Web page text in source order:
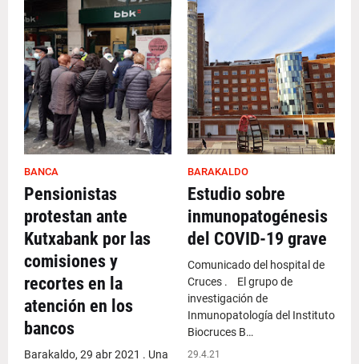
BANCA
Pensionistas
protestan ante
Kutxabank por las
comisiones y
recortes en la
atención en los
bancos
Barakaldo, 29 abr 2021 . Una
BARAKALDO
Estudio sobre
inmunopatogénesis
del COVID-19 grave
Comunicado del hospital de
Cruces . El grupo de
investigación de
Inmunopatología del Instituto
Biocruces B…
29.4.21